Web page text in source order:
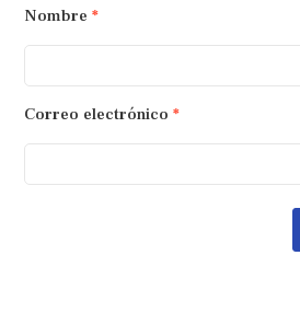
Nombre *
Correo electrónico *